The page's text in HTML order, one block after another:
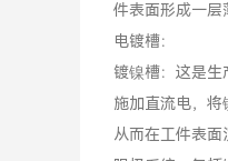
件表面形成一层
电镀槽：
镀镍槽：这是
施加直流电，将
从而在工件表面